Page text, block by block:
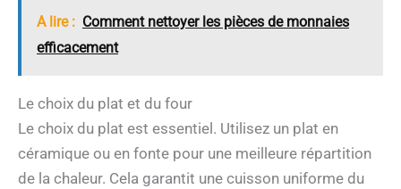
A lire : Comment nettoyer les pièces de monnaies
efficacement
Le choix du plat et du four
Le choix du plat est essentiel. Utilisez un plat en
céramique ou en fonte pour une meilleure répartition
de la chaleur. Cela garantit une cuisson uniforme du